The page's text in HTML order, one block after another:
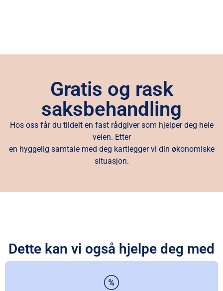
Gratis og rask
saksbehandling
Hos oss får du tildelt en fast rådgiver som hjelper deg hele
veien. Etter
en hyggelig samtale med deg kartlegger vi din økonomiske
situasjon.
Dette kan vi også hjelpe deg med